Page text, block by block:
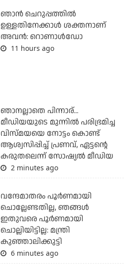
ഞാന്‍ ചെറുപ്പത്തില്‍
ഉള്ളതിനേക്കാള്‍ ശക്തനാണ്
അവന്‍: റൊണാള്‍ഡോ
11 hours ago
ഞാനല്ലാതെ പിന്നാര്...
മീഡിയയുടെ മുന്നില്‍ പരിഭ്രമിച്ച
വിസ്മയയെ നോട്ടം കൊണ്ട്
ആശ്വസിപ്പിച്ച് പ്രണവ്, ഏട്ടന്റെ
കരുതലെന്ന് സോഷ്യല്‍ മീഡിയ
2 minutes ago
വന്ദേമാതരം പൂര്‍ണമായി
ചൊല്ലേണ്ടതില്ല, ഞങ്ങള്‍
ഇതുവരെ പൂര്‍ണമായി
ചൊല്ലിയിട്ടില്ല: മന്ത്രി
കുഞ്ഞാലിക്കുട്ടി
6 minutes ago